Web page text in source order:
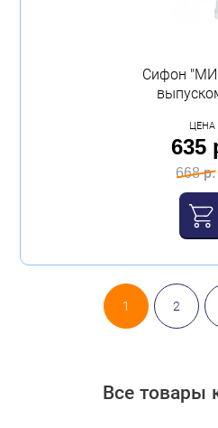
Сифон
ЦЕНА
635
668 р.
1 2
Все товары